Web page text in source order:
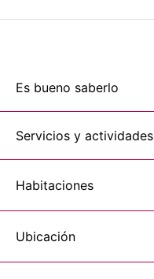
Es bueno saberlo
Servicios y actividades
Habitaciones
Ubicación